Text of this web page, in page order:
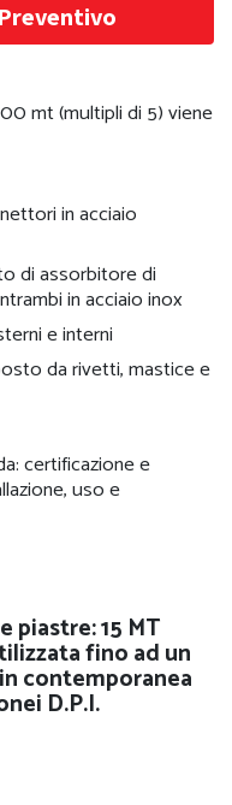
mt (multipli di 5) viene
in acciaio
di assorbitore di
in acciaio inox
e interni
da rivetti, mastice e
certificazione e
uso e
piastre: 15 MT
fino ad un
contemporanea
D.P.I.